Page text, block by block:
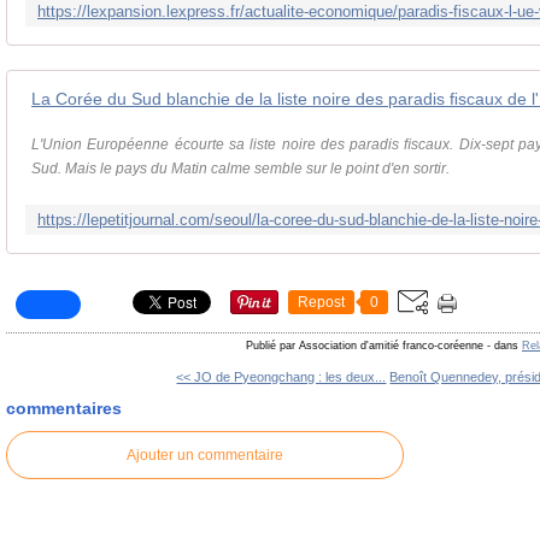
La Corée du Sud blanchie de la liste noire des paradis ﬁscaux de
L'Union Européenne écourte sa liste noire des paradis ﬁscaux. Dix-sept
Sud. Mais le pays du Matin calme semble sur le point d'en sortir.
Repost 0
Publié par Association d'amitié franco-coréenne - dans
<< JO de Pyeongchang : les deux... Benoît Quennedey,
commentaires
Ajouter un commentaire